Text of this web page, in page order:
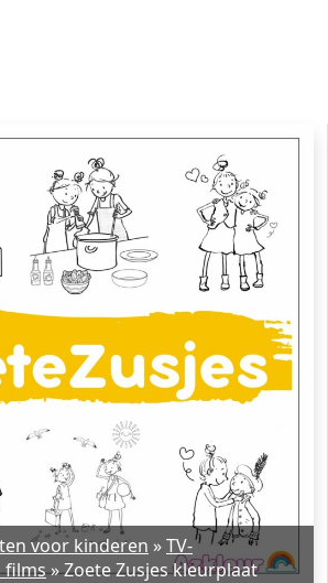
voor kinderen »TV-
films»Zoete Zusjes kleurplaat